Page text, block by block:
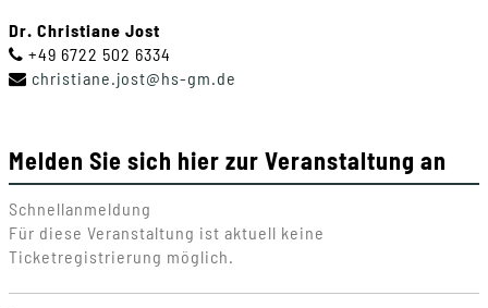
Dr. Christiane Jost
+49 6722 502 6334
christiane.jost@hs-gm.de
Melden Sie sich hier zur Veranstaltung an
Schnellanmeldung
Für diese Veranstaltung ist aktuell keine
Ticketregistrierung möglich.